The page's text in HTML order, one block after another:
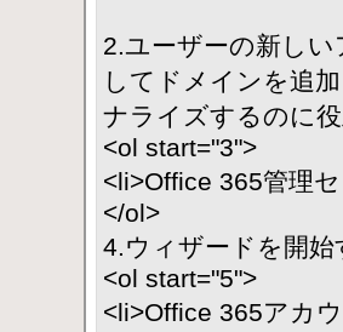
2.ユーザーの新し
してドメインを追
ナライズするのに
<ol start="3">
<li>Office 365管理
</ol>
4.ウィザードを開
<ol start="5">
<li>Office 365アカ